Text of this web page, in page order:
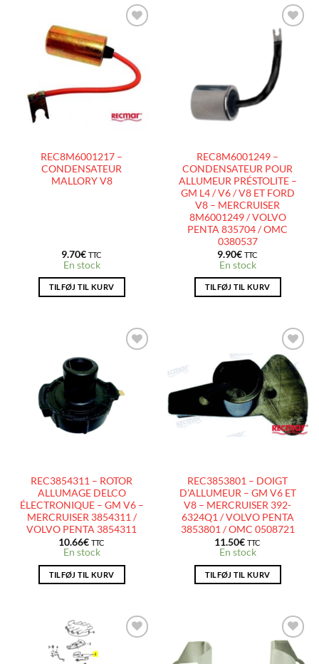
AJOUTER
À LA
LISTE
D’ENVIES
REC8M6001217 –
CONDENSATEUR
MALLORY V8
9.70€ TTC
En stock
TILFØJ TIL KURV
AJOUTER
À LA
LISTE
D’ENVIES
REC8M6001249 –
CONDENSATEUR POUR
ALLUMEUR PRÉSTOLITE –
GM L4 / V6 / V8 ET FORD
V8 – MERCRUISER
8M6001249 / VOLVO
PENTA 835704 / OMC
0380537
9.90€ TTC
En stock
TILFØJ TIL KURV
LISTE
D’ENVIES
REC3854311 – ROTOR
ALLUMAGE DELCO
ÉLECTRONIQUE – GM V6 –
MERCRUISER 3854311 /
VOLVO PENTA 3854311
10.66€ TTC
En stock
TILFØJ TIL KURV
AJOUTER
À LA
LISTE
D’ENVIES
REC3853801 – DOIGT
D’ALLUMEUR – GM V6 ET
V8 – MERCRUISER 392-
6324Q1 / VOLVO PENTA
3853801 / OMC 0508721
11.50€ TTC
En stock
TILFØJ TIL KURV
AJOUTER
AJOUTER
À LA